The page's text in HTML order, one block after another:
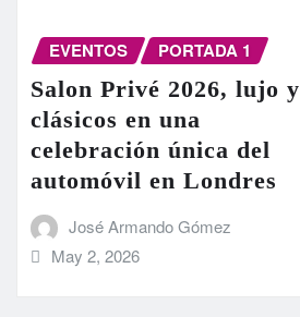
EVENTOS PORTADA 1
Salon Privé 2026, lujo y
clásicos en una
celebración única del
automóvil en Londres
José Armando Gómez
May 2, 2026